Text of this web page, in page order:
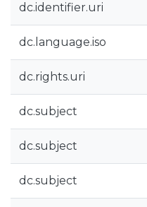
dc.identifier.uri
dc.language.iso
dc.rights.uri
dc.subject
dc.subject
dc.subject